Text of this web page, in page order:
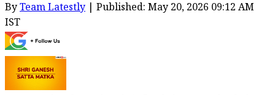
ByTeam Latestly | Published: May 20, 2026 09:12 AM
IST